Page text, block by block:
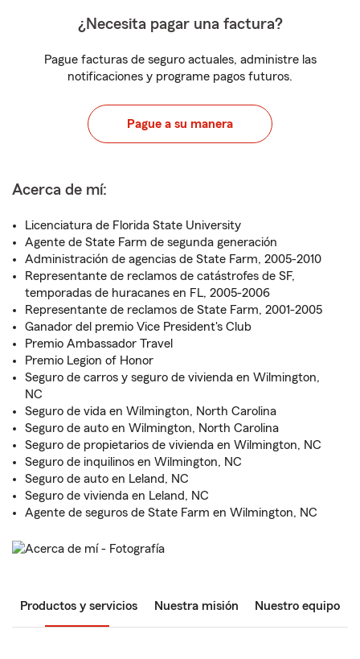
¿Necesita pagar una factura?
Pague facturas de seguro actuales, administre las
notificaciones y programe pagos futuros.
Pague a su manera
Acerca de mí:
Licenciatura de Florida State University
Agente de State Farm de segunda generación
Administración de agencias de State Farm, 2005-2010
Representante de reclamos de catástrofes de SF,
temporadas de huracanes en FL, 2005-2006
Representante de reclamos de State Farm, 2001-2005
Ganador del premio Vice President's Club
Premio Ambassador Travel
Premio Legion of Honor
Seguro de carros y seguro de vivienda en Wilmington,
NC
Seguro de vida en Wilmington, North Carolina
Seguro de auto en Wilmington, North Carolina
Seguro de propietarios de vivienda en Wilmington, NC
Seguro de inquilinos en Wilmington, NC
Seguro de auto en Leland, NC
Seguro de vivienda en Leland, NC
Agente de seguros de State Farm en Wilmington, NC
Productos y servicios Nuestra misión Nuestro equipo